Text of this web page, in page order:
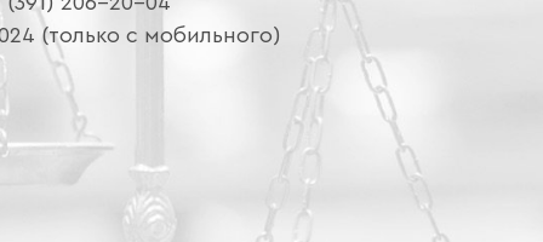
(только с мобильного)